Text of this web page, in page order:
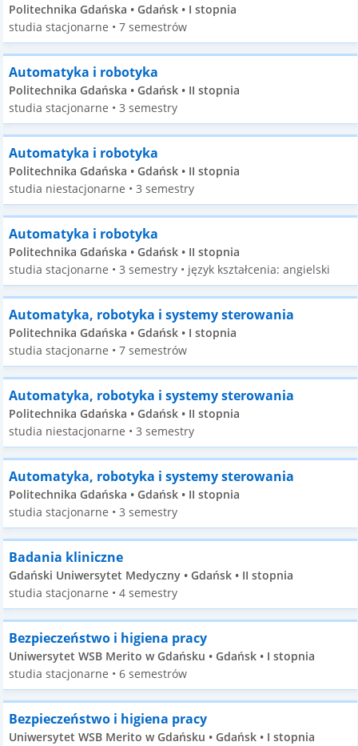
Politechnika Gdańska • Gdańsk • I stopnia
studia stacjonarne • 7 semestrów
Automatyka i robotyka
Politechnika Gdańska • Gdańsk • II stopnia
studia stacjonarne • 3 semestry
Automatyka i robotyka
Politechnika Gdańska • Gdańsk • II stopnia
studia niestacjonarne • 3 semestry
Automatyka i robotyka
Politechnika Gdańska • Gdańsk • II stopnia
studia stacjonarne • 3 semestry • język kształcenia: angielski
Automatyka, robotyka i systemy sterowania
Politechnika Gdańska • Gdańsk • I stopnia
studia stacjonarne • 7 semestrów
Automatyka, robotyka i systemy sterowania
Politechnika Gdańska • Gdańsk • II stopnia
studia niestacjonarne • 3 semestry
Automatyka, robotyka i systemy sterowania
Politechnika Gdańska • Gdańsk • II stopnia
studia stacjonarne • 3 semestry
Badania kliniczne
Gdański Uniwersytet Medyczny • Gdańsk • II stopnia
studia stacjonarne • 4 semestry
Bezpieczeństwo i higiena pracy
Uniwersytet WSB Merito w Gdańsku • Gdańsk • I stopnia
studia stacjonarne • 6 semestrów
Bezpieczeństwo i higiena pracy
Uniwersytet WSB Merito w Gdańsku • Gdańsk • I stopnia